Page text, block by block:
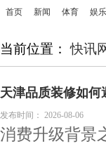
首页 新闻 体育 娱乐
当前位置：快讯
天津品质装修如
发布时间： 2026-08-06
消费升级背景